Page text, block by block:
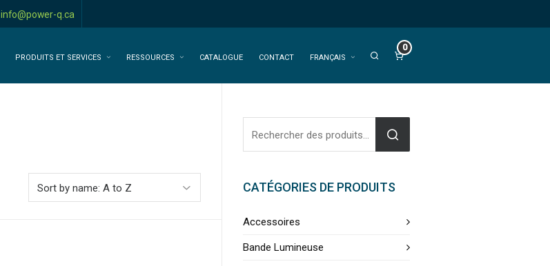
info@power-q.ca
PRODUITS ET SERVICES RESSOURCES CATALOGUE CONTACT FRANÇAIS
0
CATÉGORIES DE PRODUITS
Accessoires
Bande Lumineuse